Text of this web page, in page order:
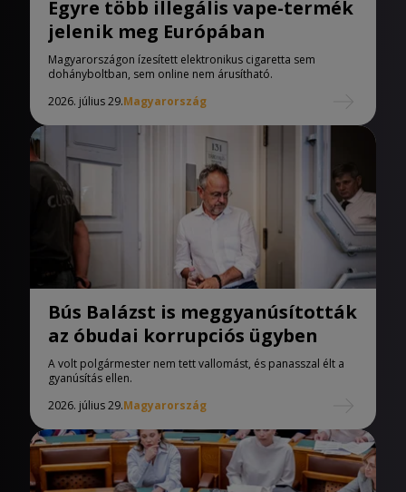
Egyre több illegális vape-termék
jelenik meg Európában
Magyarországon ízesített elektronikus cigaretta sem
dohányboltban, sem online nem árusítható.
2026. július 29.Magyarország
Bús Balázst is meggyanúsították
az óbudai korrupciós ügyben
A volt polgármester nem tett vallomást, és panasszal élt a
gyanúsítás ellen.
2026. július 29.Magyarország